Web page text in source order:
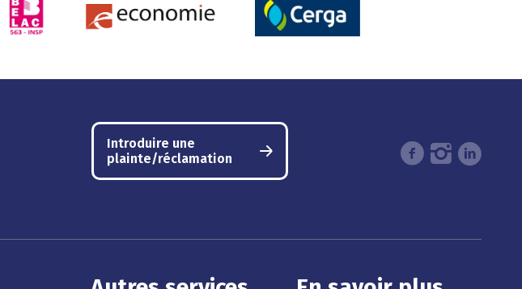
Introduire une
plainte/réclamation